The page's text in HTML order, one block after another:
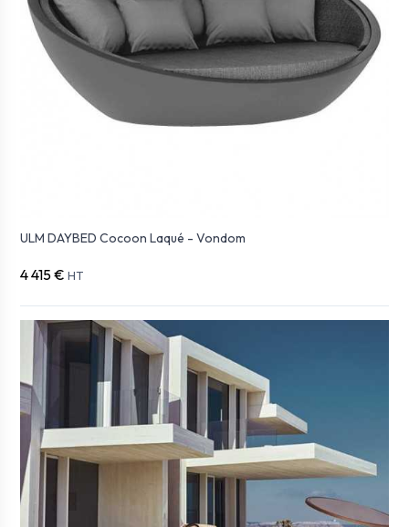
ULM DAYBED Cocoon Laqué - Vondom
4 415 € HT